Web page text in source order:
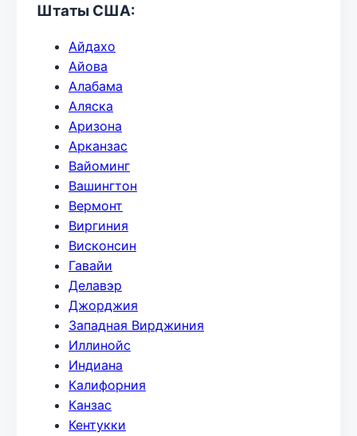
Штаты США:
Айдахо
Айова
Алабама
Аляска
Аризона
Арканзас
Вайоминг
Вашингтон
Вермонт
Виргиния
Висконсин
Гавайи
Делавэр
Джорджия
Западная Вирджиния
Иллинойс
Индиана
Калифорния
Канзас
Кентукки